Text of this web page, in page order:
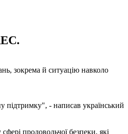
зокрема й ситуацію навколо
- написав український
продовольчої безпеки, які